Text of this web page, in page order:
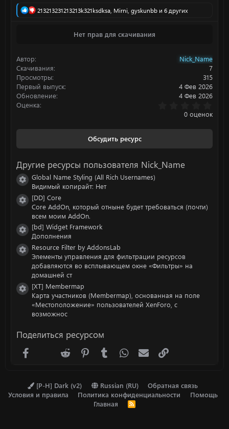
Р
:
213213231213213k321ksdksa, Mirni, gyskunbb и 6 других
Нет прав для скачивания
Автор
Nick_Name
Скачивания
7
Просмотры
315
Первый выпуск
4 Фев 2026
Обновление
4 Фев 2026
Оценка
.
0
0 оценок
Обсудить ресурс
Другие ресурсы пользователя Nick_Name
Иконка ресурса
Global Name Styling (All Rich Usernames)
Видимый копирайт: Нет
Иконка ресурса
[DD] Core
Core AddOn, который отныне будет требоваться (почти)
всем моим AddOn.
Иконка ресурса
[bd] Widget Framework
Дополнения
Иконка ресурса
Resource Filter by AddonsLab
Элементы управления для фильтрации ресурсов
добавляются во всплывающем окне «Фильтры» на
домашней ст
Иконка ресурса
[XT] Membermap
Карта участников (Membermap), основанная на поле
«Местоположение» пользователей XenForo, с
возможнос
Поделиться ресурсом
FacebookX (Twitter)
Reddit PinterestTumblr WhatsAppЭлектронная почта
[P-H] Dark (v2) Russian (RU)
Обратная связь
Условия и правила
Политика конфиденциальности
Помощь
Главная
R